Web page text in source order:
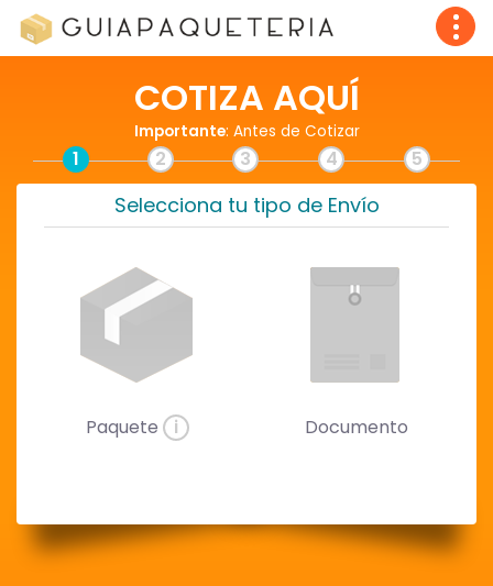
COTIZA AQUÍ
Importante: Antes de Cotizar
1 2 3 4 5
Selecciona tu tipo de Envío
Paquete i Documento